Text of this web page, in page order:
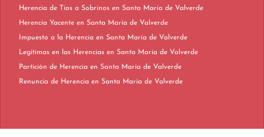
Herencia de Tíos a Sobrinos en Santa María de Valverde
Herencia Yacente en Santa María de Valverde
Impuesto a la Herencia en Santa María de Valverde
Legítimas en las Herencias en Santa María de Valverde
Partición de Herencia en Santa María de Valverde
Renuncia de Herencia en Santa María de Valverde